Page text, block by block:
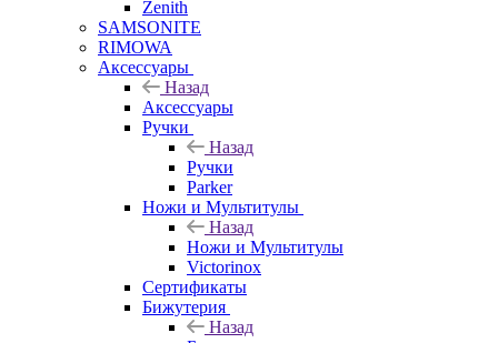
Zenith
SAMSONITE
RIMOWA
Аксессуары
Назад
Аксессуары
Ручки
Назад
Ручки
Parker
Ножи и Мультитулы
Назад
Ножи и Мультитулы
Victorinox
Сертификаты
Бижутерия
Назад